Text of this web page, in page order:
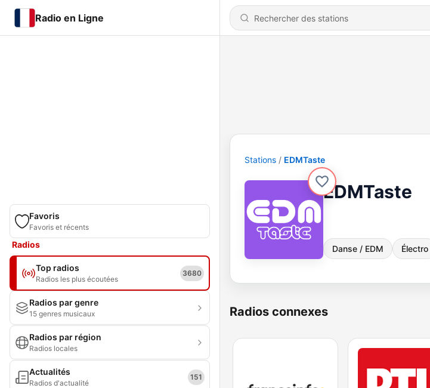
Radio en Ligne
Favoris
Favoris et récents
Radios
Top radios
Radios les plus écoutées
3680
Radios par genre
15 genres musicaux
Radios par région
Radios locales
Actualités
Radios d'actualité
151
Stations EDMTaste
EDMTaste
Danse / EDM Électro
Radios connexes